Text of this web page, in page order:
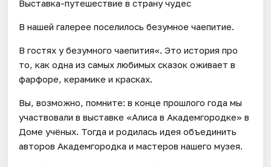
Выставка-путешествие в страну чудес
В нашей галерее поселилось безумное чаепитие.
В гостях у безумного чаепития«. Это история про
то, как одна из самых любимых сказок оживает в
фарфоре, керамике и красках.
Вы, возможно, помните: в конце прошлого года мы
участвовали в выставке «Алиса в Академгородке» в
Доме учёных. Тогда и родилась идея объединить
авторов Академгородка и мастеров нашего музея.